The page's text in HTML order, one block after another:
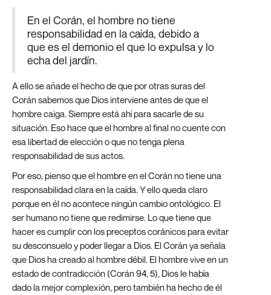
En el Corán, el hombre no tiene
responsabilidad en la caída, debido a
que es el demonio el que lo expulsa y lo
echa del jardín.
A ello se añade el hecho de que por otras suras del
Corán sabemos que Dios interviene antes de que el
hombre caiga. Siempre está ahí para sacarle de su
situación. Eso hace que el hombre al final no cuente con
esa libertad de elección o que no tenga plena
responsabilidad de sus actos.
Por eso, pienso que el hombre en el Corán no tiene una
responsabilidad clara en la caída. Y ello queda claro
porque en él no acontece ningún cambio ontológico. El
ser humano no tiene que redimirse. Lo que tiene que
hacer es cumplir con los preceptos coránicos para evitar
su desconsuelo y poder llegar a Dios. El Corán ya señala
que Dios ha creado al hombre débil. El hombre vive en un
estado de contradicción (Corán 94, 5), Dios le había
dado la mejor complexión, pero también ha hecho de él